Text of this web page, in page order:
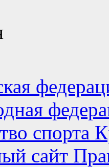
спорта
сайт